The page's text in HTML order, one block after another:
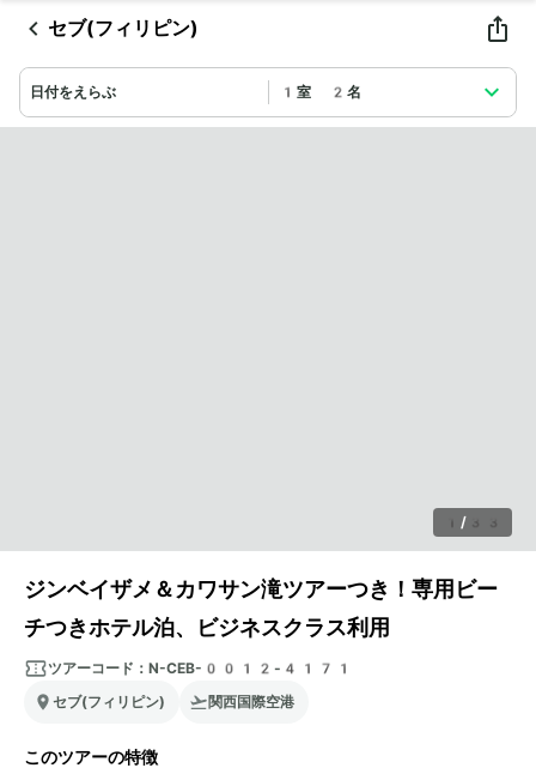
セブ(フィリピン)
日付をえらぶ 1室 2名
1 / 33
ジンベイザメ＆カワサン滝ツアーつき！専用ビー
チつきホテル泊、ビジネスクラス利用
ツアーコード： N-CEB-0012-4171
セブ(フィリピン)
関西国際空港
このツアーの特徴